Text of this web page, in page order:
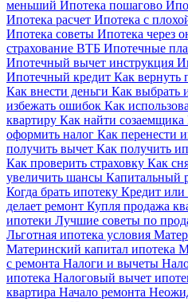
меньший Ипотека пошагово
Ипотека расчет Ипотека с
Ипотека советы Ипотека через
страхование ВТБ Ипотечные
Ипотечный вычет инструкция
Ипотечный кредит Как вернуть
Как внести деньги Как выбрать
избежать ошибок Как
квартиру Как найти созаемщика
оформить налог Как перенести
получить вычет Как получить
Как проверить страховку Как
увеличить шансы Капитальный
Когда брать ипотеку Кредит или
делает ремонт Купля продажа
ипотеки Лучшие советы по
Льготная ипотека условия
Материнский капитал ипотека
с ремонта Налоги и вычеты
ипотека Налоговый вычет
квартира Начало ремонта